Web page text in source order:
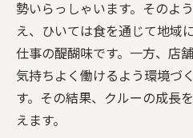
勢いらっしゃいます。そのよ
え、ひいては食を通じて地域
仕事の醍醐味です。一方、店
気持ちよく働けるよう環境づ
す。その結果、クルーの成長
えます。